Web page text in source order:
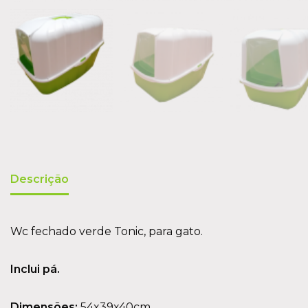
Descrição
Wc fechado verde Tonic, para gato.
Inclui pá.